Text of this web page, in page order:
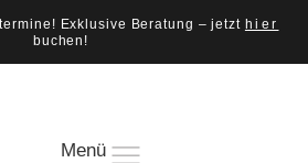
Exklusive Beratung – jetzt hier
buchen!
Menü